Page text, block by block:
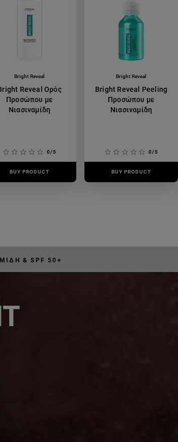
Bright Reveal
Reveal Ορός
Προσώπου με
Νιασιναμίδη
0/5
BUY PRODUCT
Bright Reveal
Bright Reveal Peeling
Προσώπου με
Νιασιναμίδη
0/5
BUY PRODUCT
& SPF 50+